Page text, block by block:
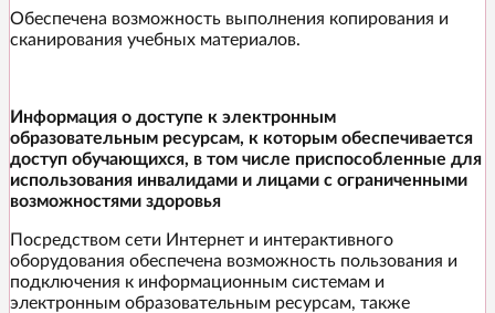
Обеспечена возможность выполнения копирования и
сканирования учебных материалов.
Информация о доступе к электронным
образовательным ресурсам, к которым обеспечивается
доступ обучающихся, в том числе приспособленные для
использования инвалидами и лицами с ограниченными
возможностями здоровья
Посредством сети Интернет и интерактивного
оборудования обеспечена возможность пользования и
подключения к информационным системам и
электронным образовательным ресурсам, также